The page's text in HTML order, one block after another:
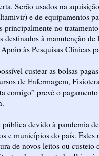
Serão usados na
e de equipamentos
principalmente no
destinados à manutenção
às Pesquisas Clínicas
custear as bolsas
de Enfermagem,
comigo” prevê o
pública devido à pandemia
e municípios do país. Estes
de novos leitos ou